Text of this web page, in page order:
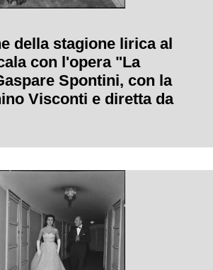
della stagione lirica al
con l'opera "La
Spontini, con la
Visconti e diretta da